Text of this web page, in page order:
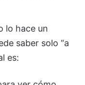
lo hace un
saber solo “a
es: